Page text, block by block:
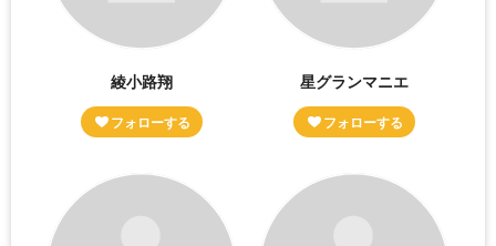
綾小路翔 星グランマニエ